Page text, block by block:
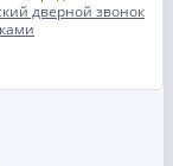
дверной звонок